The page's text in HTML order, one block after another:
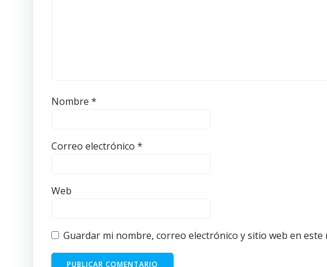
Nombre *
Correo electrónico *
Web
Guardar mi nombre, correo electrónico y sitio web en